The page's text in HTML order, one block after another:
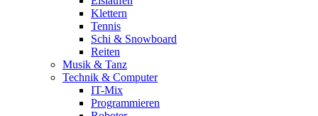
Klettern
Tennis
Schi & Snowboard
Reiten
Musik & Tanz
Technik & Computer
IT-Mix
Programmieren